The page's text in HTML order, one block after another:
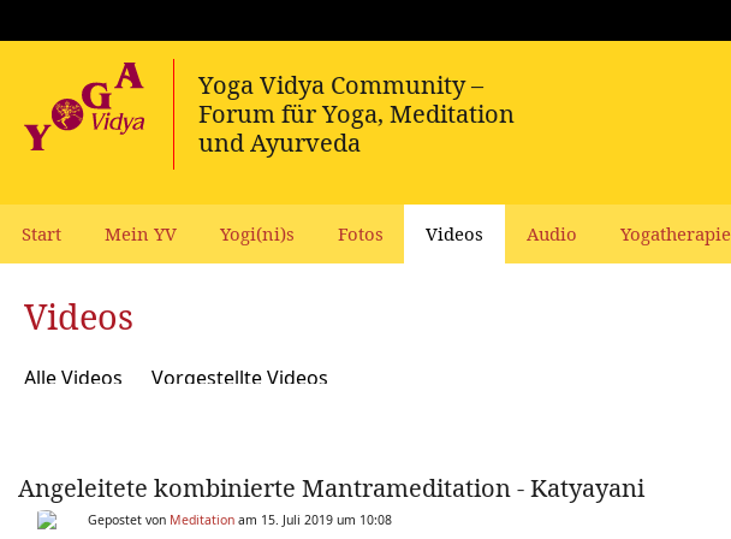
Start Mein YV Yogi(ni)s Fotos Videos Audio Yogatherapie
Videos
Alle Videos Vorgestellte Videos
Angeleitete kombinierte Mantrameditation - Katyayani
Gepostet von Meditation am 15. Juli 2019 um 10:08